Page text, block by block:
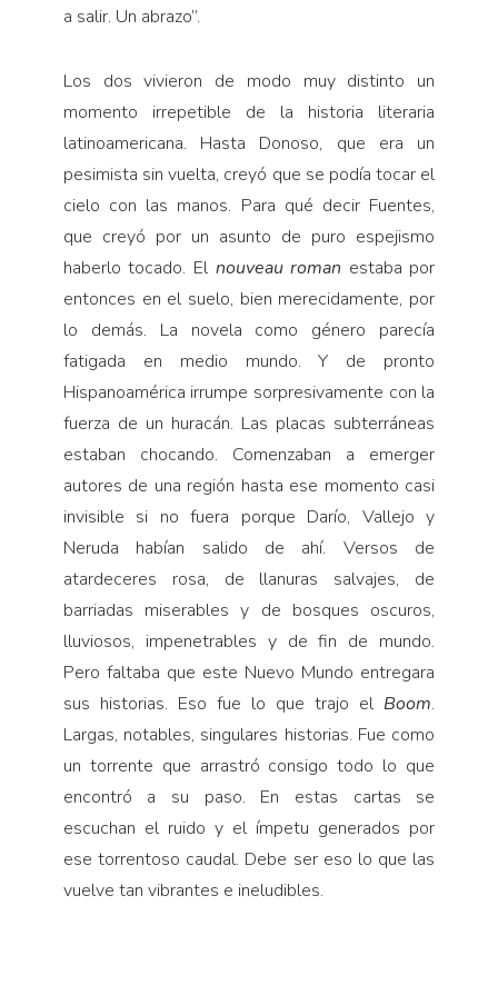
a salir. Un abrazo”.
Los dos vivieron de modo muy distinto un
momento irrepetible de la historia literaria
latinoamericana. Hasta Donoso, que era un
pesimista sin vuelta, creyó que se podía tocar el
cielo con las manos. Para qué decir Fuentes,
que creyó por un asunto de puro espejismo
haberlo tocado. El nouveau roman estaba por
entonces en el suelo, bien merecidamente, por
lo demás. La novela como género parecía
fatigada en medio mundo. Y de pronto
Hispanoamérica irrumpe sorpresivamente con la
fuerza de un huracán. Las placas subterráneas
estaban chocando. Comenzaban a emerger
autores de una región hasta ese momento casi
invisible si no fuera porque Darío, Vallejo y
Neruda habían salido de ahí. Versos de
atardeceres rosa, de llanuras salvajes, de
barriadas miserables y de bosques oscuros,
lluviosos, impenetrables y de fin de mundo.
Pero faltaba que este Nuevo Mundo entregara
sus historias. Eso fue lo que trajo el Boom.
Largas, notables, singulares historias. Fue como
un torrente que arrastró consigo todo lo que
encontró a su paso. En estas cartas se
escuchan el ruido y el ímpetu generados por
ese torrentoso caudal. Debe ser eso lo que las
vuelve tan vibrantes e ineludibles.